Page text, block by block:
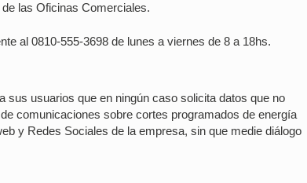
las Oficinas Comerciales.
al 0810-555-3698 de lunes a viernes de 8 a 18hs.
usuarios que en ningún caso solicita datos que no
comunicaciones sobre cortes programados de energía
y Redes Sociales de la empresa, sin que medie diálogo